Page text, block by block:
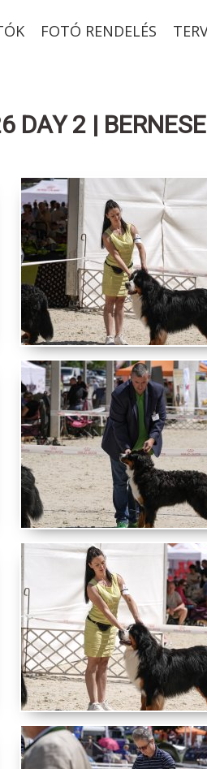
FOTÓ RENDELÉS
DAY 2 |